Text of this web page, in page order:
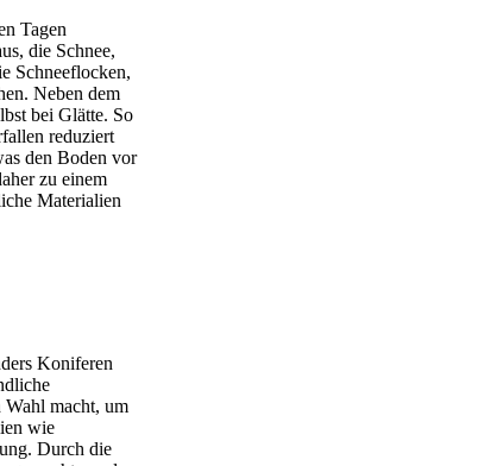
Tagen
die Schnee,
Schneeflocken,
Neben dem
bei Glätte. So
reduziert
den Boden vor
zu einem
Materialien
Koniferen
Wahl macht, um
wie
Durch die